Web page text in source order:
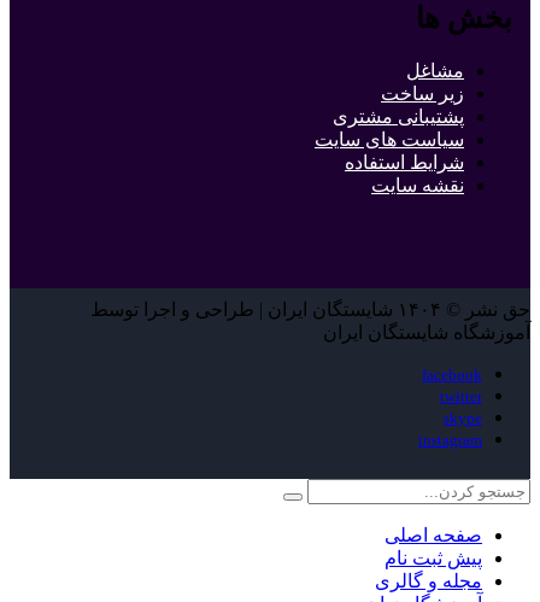
بخش ها
مشاغل
زیر ساخت
پشتیبانی مشتری
سیاست های سایت
شرایط استفاده
نقشه سایت
حق نشر © ۱۴۰۴ شایستگان ایران | طراحی و اجرا توسط
آموزشگاه شایستگان ایران
facebook
twitter
skype
instagram
صفحه اصلی
پیش ثبت نام
مجله و گالری